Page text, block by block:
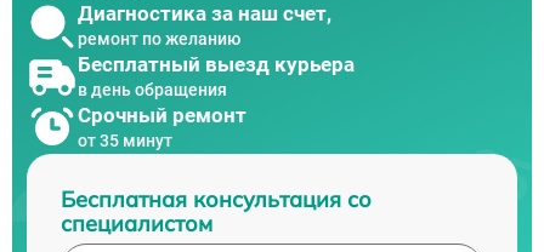
Диагностика за наш счет,
ремонт по желанию
Бесплатный выезд курьера
в день обращения
Срочный ремонт
от 35 минут
Бесплатная консультация со
специалистом